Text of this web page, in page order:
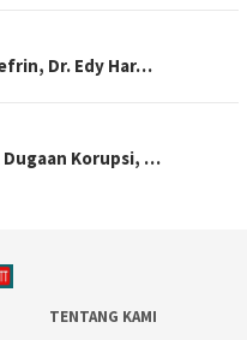
Dr. Edy Har…
Korupsi, …
TENTANG KAMI